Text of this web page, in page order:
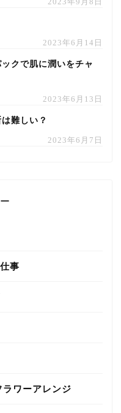
2023年9月8日
2023年6月14日
クで肌に潤いをチャ
2023年6月13日
難しい？
2023年6月7日
事
ワーアレンジ